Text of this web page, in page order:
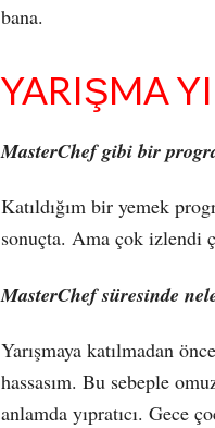
bana.
YARIŞMA
MasterChef gibi bir
Katıldığım bir yemek
sonuçta. Ama çok izlendi
MasterChef süresinde
Yarışmaya katılmadan
hassasım. Bu sebeple
anlamda yıpratıcı. Gece